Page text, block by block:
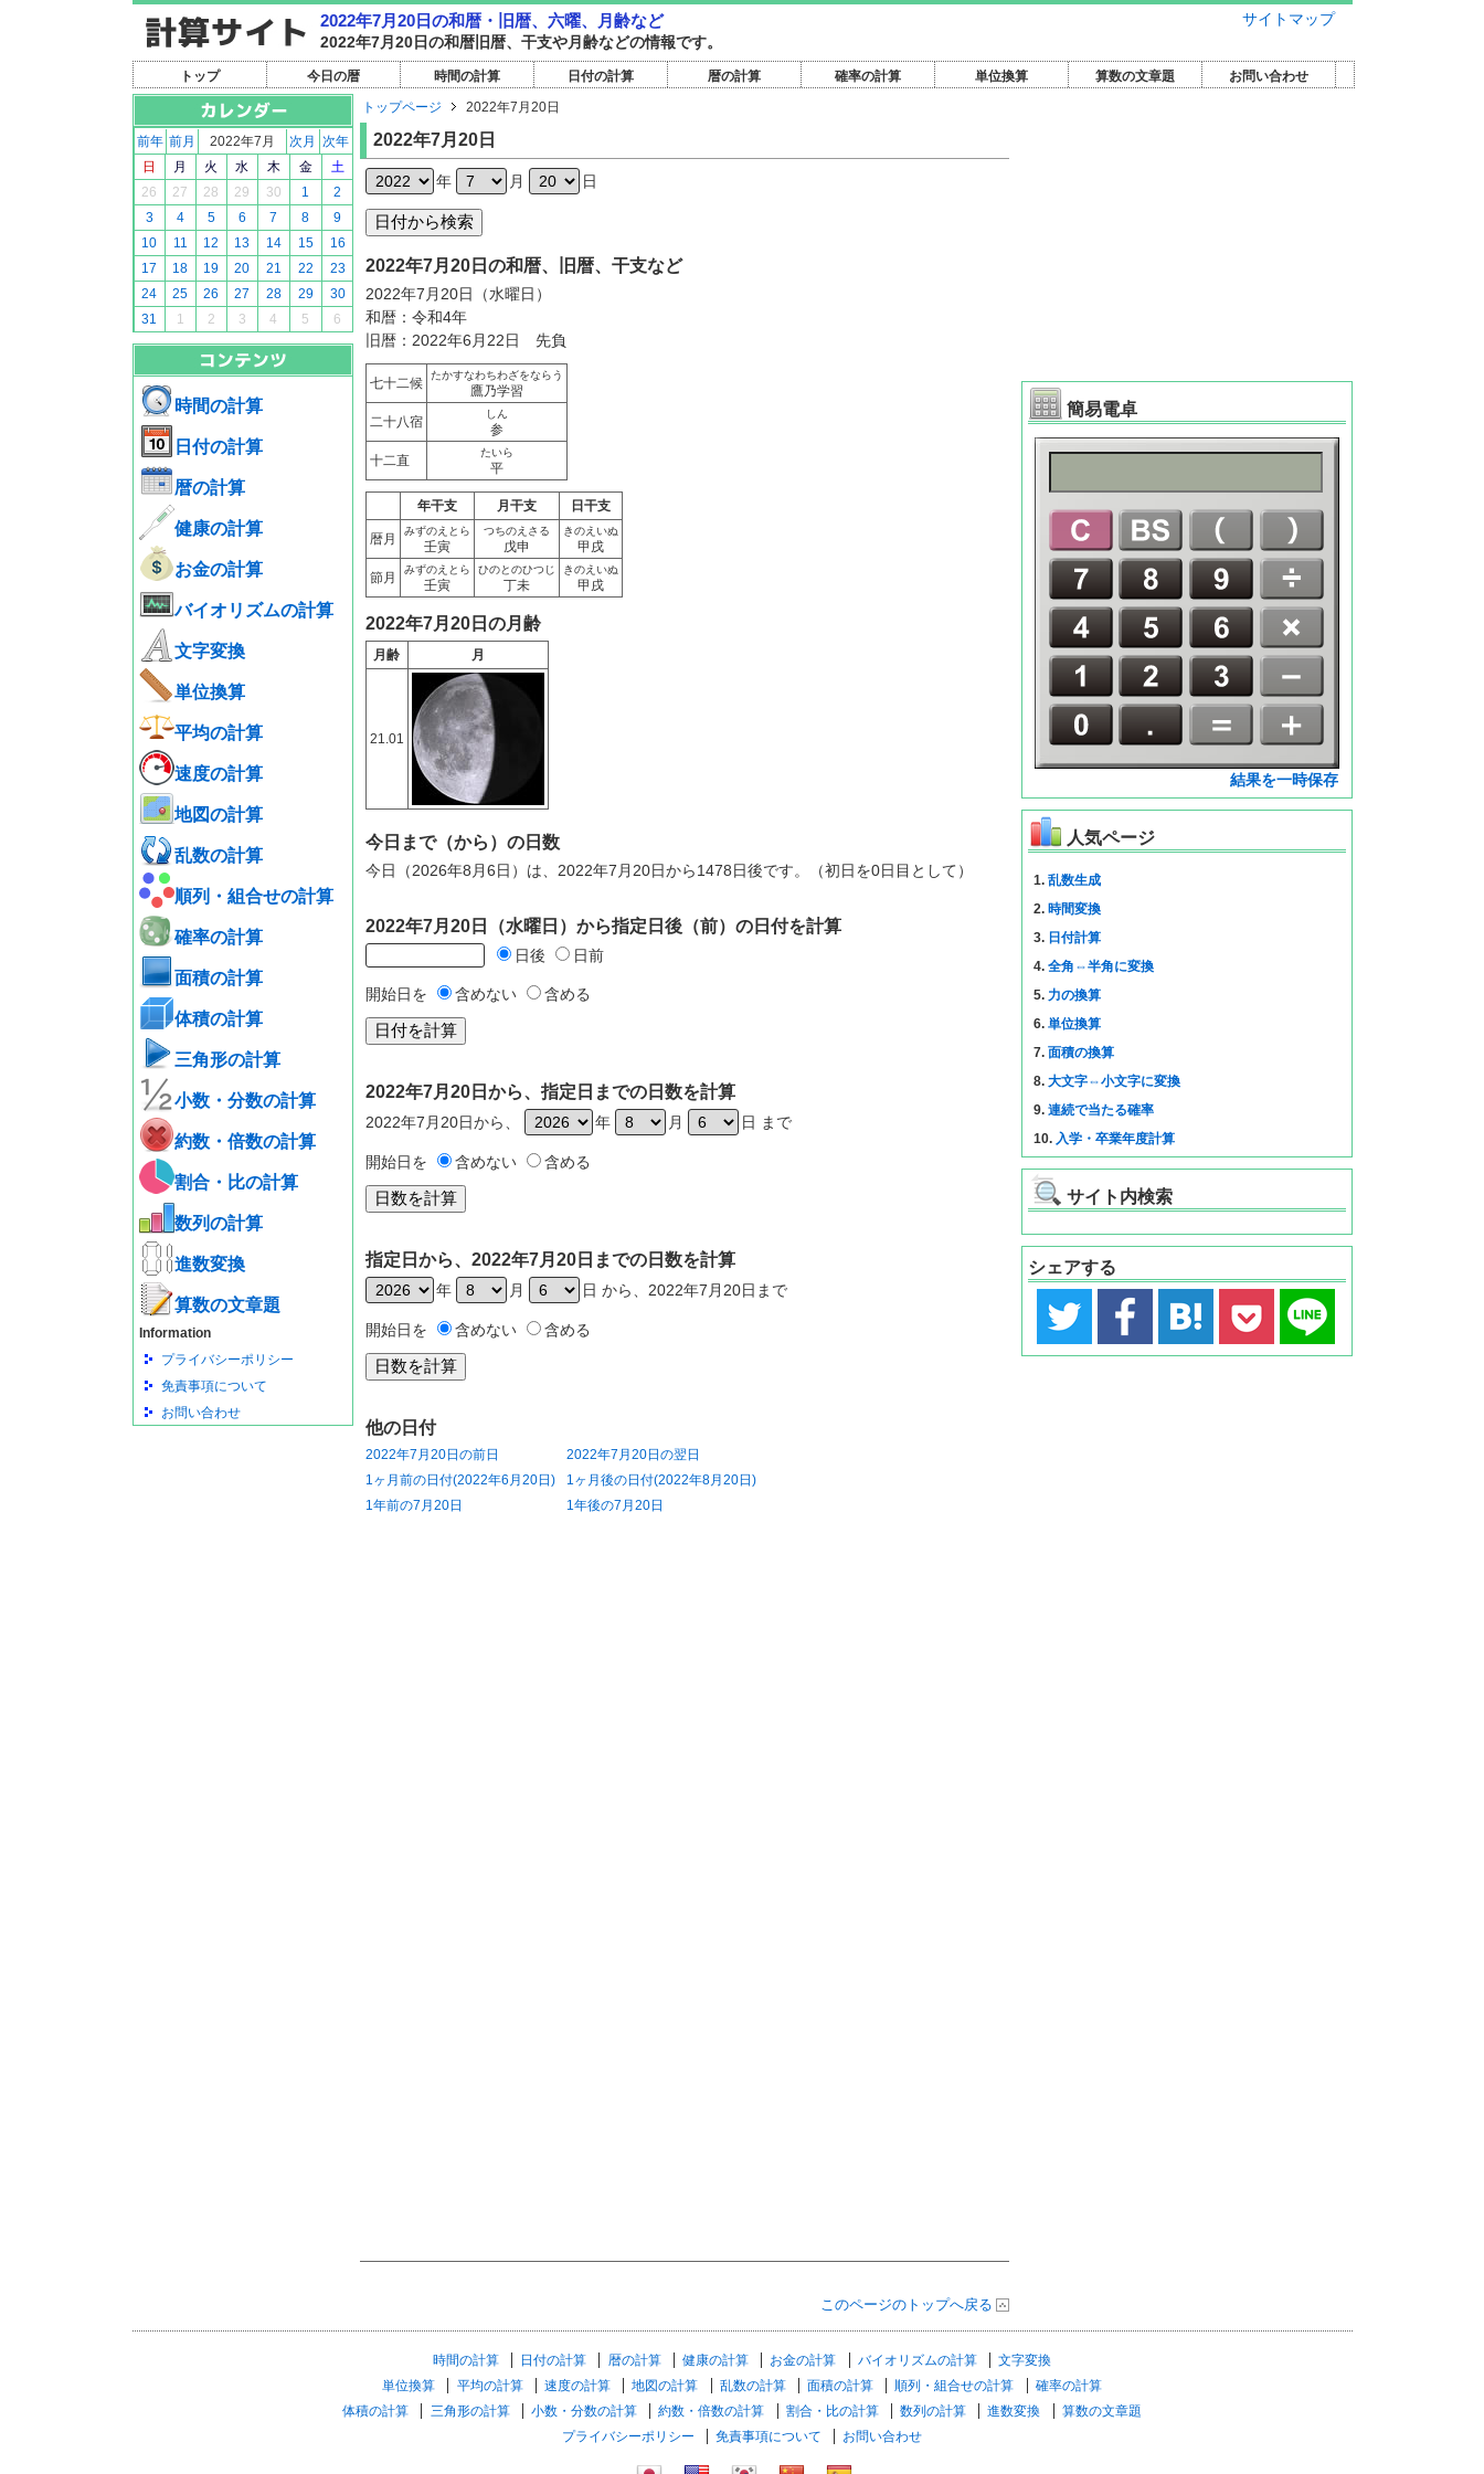
サイトマップ
2022年7月20日の和暦・旧暦、六曜、月齢など
2022年7月20日の和暦旧暦、干支や月齢などの情報です。
トップ 今日の暦 時間の計算 日付の計算 暦の計算 確率の計算 単位換算 算数の文章題 お問い合わせ
前年 前月 2022年7月 次月
次年
日
月 火 水 木 金
土
26
27 28 29 30 1
2
3
4 5 6 7 8
9
10
11 12 13 14 15
16
17
18 19 20 21 22
23
24
25 26 27 28 29
30
31
1 2 3 4 5 6
時間の計算
日付の計算
暦の計算
健康の計算
お金の計算
バイオリズムの計算
文字変換
単位換算
平均の計算
速度の計算
地図の計算
乱数の計算
順列・組合せの計算
確率の計算
面積の計算
体積の計算
三角形の計算
小数・分数の計算
約数・倍数の計算
割合・比の計算
数列の計算
進数変換
算数の文章題
Information
プライバシーポリシー
免責事項について
お問い合わせ
トップページ 2022年7月20日
2022年7月20日
年 月 日
2022年7月20日の和暦、旧暦、干支など
2022年7月20日（水曜日）
和暦：令和4年
旧暦：2022年6月22日 先負
七十二候
たかすなわちわざをならう
鷹乃学習
二十八宿
しん
参
十二直
たいら
平
年干支 月干支 日干支
暦月
みずのえとら
壬寅
つちのえさる
戊申
きのえいぬ
甲戌
節月
みずのえとら
壬寅
ひのとのひつじ
丁未
きのえいぬ
甲戌
2022年7月20日の月齢
月齢 月
21.01
今日まで（から）の日数
今日（2026年8月6日）は、2022年7月20日から1478日後です。（初日を0日目として）
2022年7月20日（水曜日）から指定日後（前）の日付を計算
日後 日前
開始日を 含めない 含める
2022年7月20日から、指定日までの日数を計算
2022年7月20日から、 年 月 日 まで
開始日を 含めない 含める
指定日から、2022年7月20日までの日数を計算
年 月 日 から、2022年7月20日まで
開始日を 含めない 含める
他の日付
2022年7月20日の前日
2022年7月20日の翌日
1ヶ月前の日付(2022年6月20日)
1ヶ月後の日付(2022年8月20日)
1年前の7月20日
1年後の7月20日
このページのトップへ戻る
簡易電卓
結果を一時保存
人気ページ
1. 乱数生成
2. 時間変換
3. 日付計算
4. 全角⇔半角に変換
5. 力の換算
6. 単位換算
7. 面積の換算
8. 大文字⇔小文字に変換
9. 連続で当たる確率
10. 入学・卒業年度計算
サイト内検索
シェアする
時間の計算 日付の計算 暦の計算 健康の計算 お金の計算 バイオリズムの計算
文字変換
単位換算
平均の計算 速度の計算 地図の計算 乱数の計算 面積の計算 順列・組合せの計算
確率の計算
体積の計算
三角形の計算 小数・分数の計算 約数・倍数の計算 割合・比の計算 数列の計算 進数変換
算数の文章題
プライバシーポリシー
免責事項について お問い合わせ